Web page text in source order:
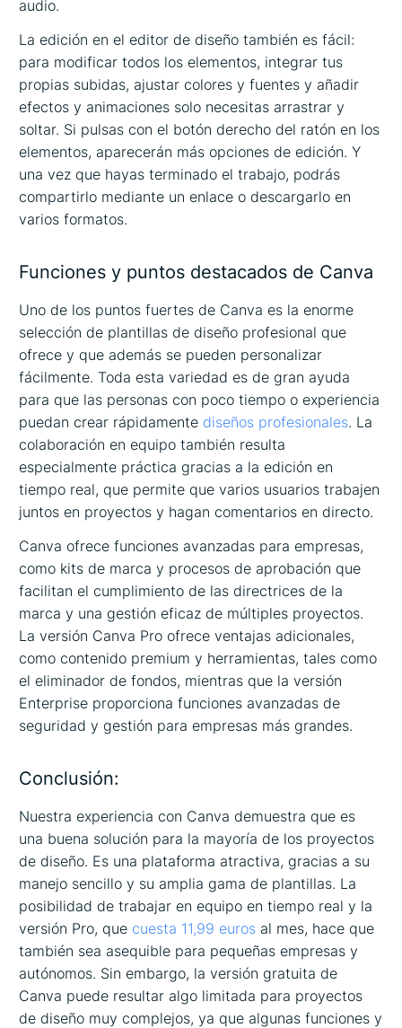
audio.
La edición en el editor de diseño también es fácil:
para modificar todos los elementos, integrar tus
propias subidas, ajustar colores y fuentes y añadir
efectos y animaciones solo necesitas arrastrar y
soltar. Si pulsas con el botón derecho del ratón en los
elementos, aparecerán más opciones de edición. Y
una vez que hayas terminado el trabajo, podrás
compartirlo mediante un enlace o descargarlo en
varios formatos.
Funciones y puntos destacados de Canva
Uno de los puntos fuertes de Canva es la enorme
selección de plantillas de diseño profesional que
ofrece y que además se pueden personalizar
fácilmente. Toda esta variedad es de gran ayuda
para que las personas con poco tiempo o experiencia
puedan crear rápidamente diseños profesionales. La
colaboración en equipo también resulta
especialmente práctica gracias a la edición en
tiempo real, que permite que varios usuarios trabajen
juntos en proyectos y hagan comentarios en directo.
Canva ofrece funciones avanzadas para empresas,
como kits de marca y procesos de aprobación que
facilitan el cumplimiento de las directrices de la
marca y una gestión eficaz de múltiples proyectos.
La versión Canva Pro ofrece ventajas adicionales,
como contenido premium y herramientas, tales como
el eliminador de fondos, mientras que la versión
Enterprise proporciona funciones avanzadas de
seguridad y gestión para empresas más grandes.
Conclusión:
Nuestra experiencia con Canva demuestra que es
una buena solución para la mayoría de los proyectos
de diseño. Es una plataforma atractiva, gracias a su
manejo sencillo y su amplia gama de plantillas. La
posibilidad de trabajar en equipo en tiempo real y la
versión Pro, que cuesta 11,99 euros al mes, hace que
también sea asequible para pequeñas empresas y
autónomos. Sin embargo, la versión gratuita de
Canva puede resultar algo limitada para proyectos
de diseño muy complejos, ya que algunas funciones y